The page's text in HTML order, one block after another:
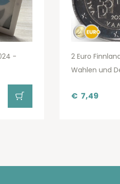
-
2 Euro
Wahlen und
€ 7,49